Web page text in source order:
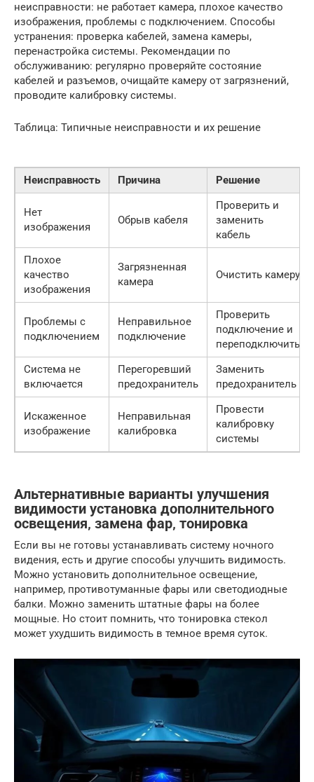
неисправности: не работает камера, плохое качество
изображения, проблемы с подключением. Способы
устранения: проверка кабелей, замена камеры,
перенастройка системы. Рекомендации по
обслуживанию: регулярно проверяйте состояние
кабелей и разъемов, очищайте камеру от загрязнений,
проводите калибровку системы.
Таблица: Типичные неисправности и их решение
Неисправность Причина Решение
Нет
изображения
Обрыв кабеля
Проверить и
заменить
кабель
Плохое
качество
изображения
Загрязненная
камера
Очистить камеру
Проблемы с
подключением
Неправильное
подключение
Проверить
подключение и
переподключить
Система не
включается
Перегоревший
предохранитель
Заменить
предохранитель
Искаженное
изображение
Неправильная
калибровка
Провести
калибровку
системы
Альтернативные варианты улучшения
видимости установка дополнительного
освещения‚ замена фар‚ тонировка
Если вы не готовы устанавливать систему ночного
видения, есть и другие способы улучшить видимость.
Можно установить дополнительное освещение,
например, противотуманные фары или светодиодные
балки. Можно заменить штатные фары на более
мощные. Но стоит помнить, что тонировка стекол
может ухудшить видимость в темное время суток.